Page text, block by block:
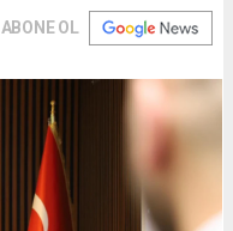
ABONE OL